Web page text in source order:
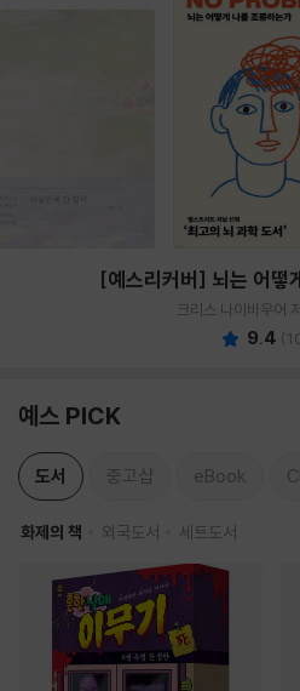
[예스리커버] 뇌는 어떻
크리스 나이바우어
9.4 (
예스 PICK
도서 중고샵 eBook
화제의 책 외국도서 세트도서